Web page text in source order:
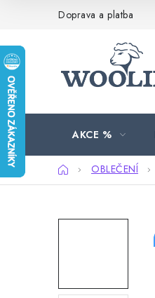
Doprava a platba
AKCE %
DomůOBLEČENÍ